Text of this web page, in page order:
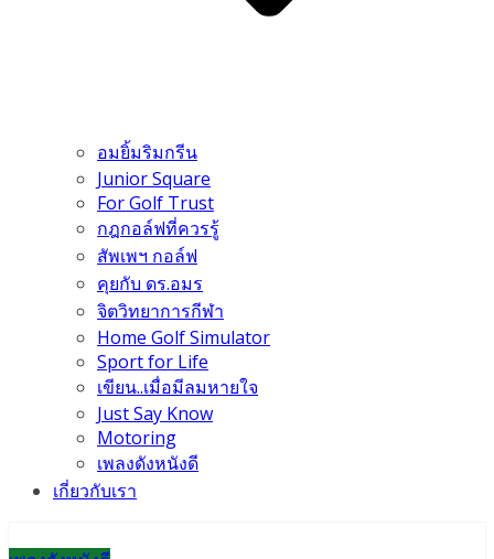
อมยิ้มริมกรีน
Junior Square
For Golf Trust
กฎกอล์ฟที่ควรรู้
สัพเพฯ กอล์ฟ
คุยกับ ดร.อมร
จิตวิทยาการกีฬา
Home Golf Simulator
Sport for Life
เขียน..เมื่อมีลมหายใจ
Just Say Know
Motoring
เพลงดังหนังดี
เกี่ยวกับเรา